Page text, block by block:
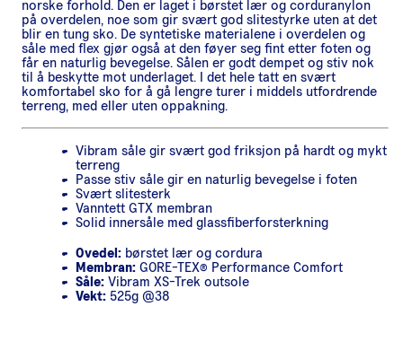
norske forhold. Den er laget i børstet lær og corduranylon
på overdelen, noe som gir svært god slitestyrke uten at det
blir en tung sko. De syntetiske materialene i overdelen og
såle med flex gjør også at den føyer seg fint etter foten og
får en naturlig bevegelse. Sålen er godt dempet og stiv nok
til å beskytte mot underlaget. I det hele tatt en svært
komfortabel sko for å gå lengre turer i middels utfordrende
terreng, med eller uten oppakning.
Vibram såle gir svært god friksjon på hardt og mykt
terreng
Passe stiv såle gir en naturlig bevegelse i foten
Svært slitesterk
Vanntett GTX membran
Solid innersåle med glassfiberforsterkning
Ovedel: børstet lær og cordura
Membran: GORE-TEX® Performance Comfort
Såle: Vibram XS-Trek outsole
Vekt: 525g @38